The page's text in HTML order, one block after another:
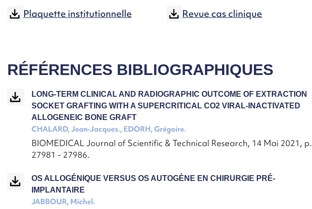
Plaquette institutionnelle Revue cas clinique
RÉFÉRENCES BIBLIOGRAPHIQUES
LONG-TERM CLINICAL AND RADIOGRAPHIC OUTCOME OF EXTRACTION
SOCKET GRAFTING WITH A SUPERCRITICAL CO2 VIRAL-INACTIVATED
ALLOGENEIC BONE GRAFT
CHALARD, Jean-Jacques., EDORH, Grégoire.
BIOMEDICAL Journal of Scientific & Technical Research, 14 Mai 2021, p.
27981 - 27986.
OS ALLOGÉNIQUE VERSUS OS AUTOGÈNE EN CHIRURGIE PRÉ-
IMPLANTAIRE
JABBOUR, Michel.